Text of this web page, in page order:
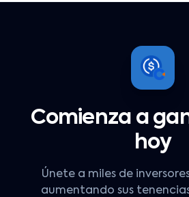
Comienza a
hoy
Únete a miles de
aumentando sus